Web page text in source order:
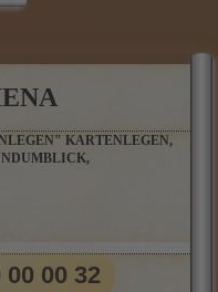
KARTENLEGEN,
00 00 32